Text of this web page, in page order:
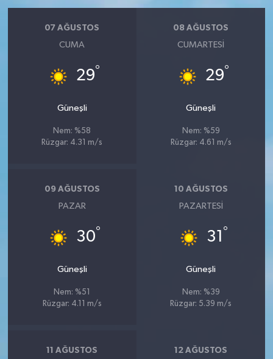
07 AĞUSTOS
CUMA
29°
Güneşli
Nem: %58
Rüzgar: 4.31 m/s
08 AĞUSTOS
CUMARTESI
29°
Güneşli
Nem: %59
Rüzgar: 4.61 m/s
09 AĞUSTOS
PAZAR
30°
Güneşli
Nem: %51
Rüzgar: 4.11 m/s
10 AĞUSTOS
PAZARTESI
31 °
Güneşli
Nem: %39
Rüzgar: 5.39 m/s
11 AĞUSTOS 12 AĞUSTOS